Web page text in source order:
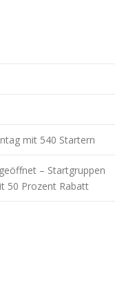
mit 540 Startern
– Startgruppen
50 Prozent Rabatt